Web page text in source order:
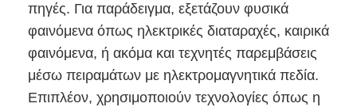
πηγές. Για παράδειγμα, εξετάζουν φυσικά
φαινόμενα όπως ηλεκτρικές διαταραχές, καιρικά
φαινόμενα, ή ακόμα και τεχνητές παρεμβάσεις
μέσω πειραμάτων με ηλεκτρομαγνητικά πεδία.
Επιπλέον, χρησιμοποιούν τεχνολογίες όπως η